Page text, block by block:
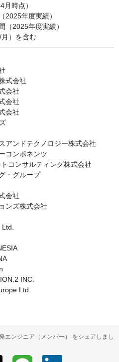
時点）
2025年度実績）
（2025年度実績）
）を含む
式会社
会社
会社
会社
アンドテクノロジー株式会社
コンポネンツ
コンサルティング株式会社
・グループ
会社
ンズ株式会社
Ltd.
INC.
Ltd.
エンジニア（メンバー） をシェアしまし